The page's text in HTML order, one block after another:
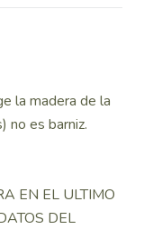
la madera de la
no es barniz.
EN EL ULTIMO
DEL